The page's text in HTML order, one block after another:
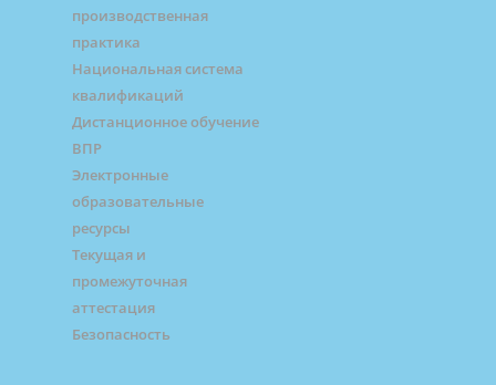
производственная
практика
Национальная система
квалификаций
Дистанционное обучение
ВПР
Электронные
образовательные
ресурсы
Текущая и
промежуточная
аттестация
Безопасность